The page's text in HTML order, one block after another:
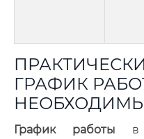
ГРАФИК
График работы в